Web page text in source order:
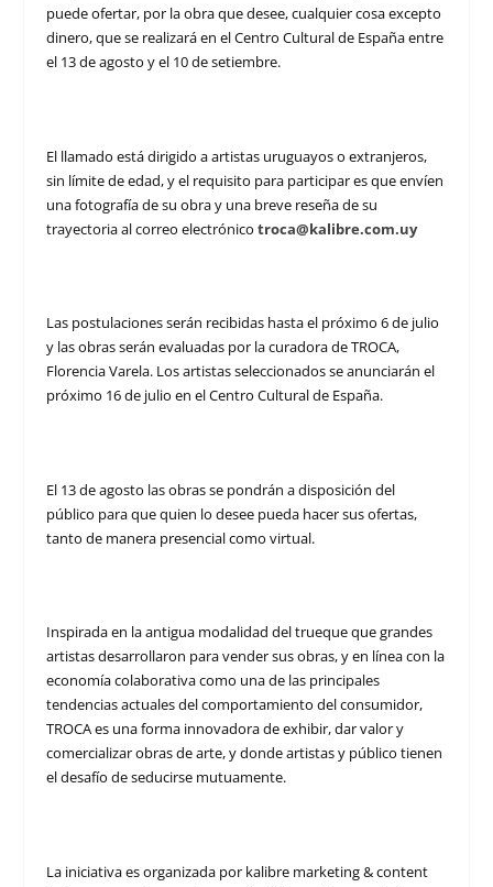
puede ofertar, por la obra que desee, cualquier cosa excepto
dinero, que se realizará en el Centro Cultural de España entre
el 13 de agosto y el 10 de setiembre.
El llamado está dirigido a artistas uruguayos o extranjeros,
sin límite de edad, y el requisito para participar es que envíen
una fotografía de su obra y una breve reseña de su
trayectoria al correo electrónicotroca@kalibre.com.uy
Las postulaciones serán recibidas hasta el próximo 6 de julio
y las obras serán evaluadas por la curadora de TROCA,
Florencia Varela. Los artistas seleccionados se anunciarán el
próximo 16 de julio en el Centro Cultural de España.
El 13 de agosto las obras se pondrán a disposición del
público para que quien lo desee pueda hacer sus ofertas,
tanto de manera presencial como virtual.
Inspirada en la antigua modalidad del trueque que grandes
artistas desarrollaron para vender sus obras, y en línea con la
economía colaborativa como una de las principales
tendencias actuales del comportamiento del consumidor,
TROCA es una forma innovadora de exhibir, dar valor y
comercializar obras de arte, y donde artistas y público tienen
el desafío de seducirse mutuamente.
La iniciativa es organizada por kalibre marketing & content